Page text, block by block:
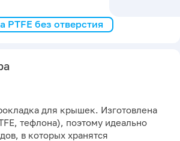
PTFE без отверстия
для крышек. Изготовлена
тефлона), поэтому идеально
в которых хранятся